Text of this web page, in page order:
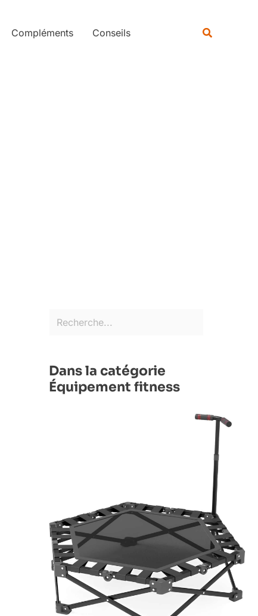
Compléments Conseils
Dans la catégorie
Équipement fitness